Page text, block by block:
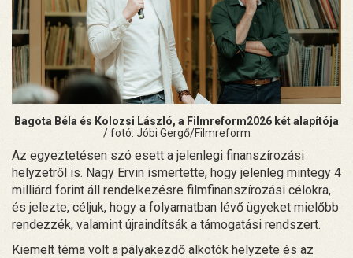
Bagota Béla és Kolozsi László, a Filmreform2026 két alapítója
/ fotó: Jóbi Gergő/Filmreform
Az egyeztetésen szó esett a jelenlegi finanszírozási
helyzetről is. Nagy Ervin ismertette, hogy jelenleg mintegy 4
milliárd forint áll rendelkezésre filmfinanszírozási célokra,
és jelezte, céljuk, hogy a folyamatban lévő ügyeket mielőbb
rendezzék, valamint újraindítsák a támogatási rendszert.
Kiemelt téma volt a pályakezdő alkotók helyzete és az